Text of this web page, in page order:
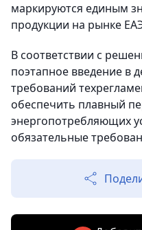
маркируются единым
продукции на рынке
В соответствии с
поэтапное введение в
требований
обеспечить плавный
энергопотребляющих
обязательные